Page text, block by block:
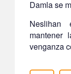
Damla se
Neslihan
mantener
venganza